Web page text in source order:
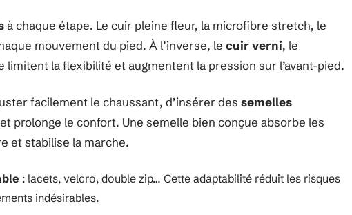
à chaque étape. Le cuir pleine fleur, la microfibre stretch, le
mouvement du pied. À l’inverse, le cuir verni, le
limitent la flexibilité et augmentent la pression sur l’avant-pied.
facilement le chaussant, d’insérer des semelles
prolonge le confort. Une semelle bien conçue absorbe les
et stabilise la marche.
: lacets, velcro, double zip… Cette adaptabilité réduit les risques
indésirables.